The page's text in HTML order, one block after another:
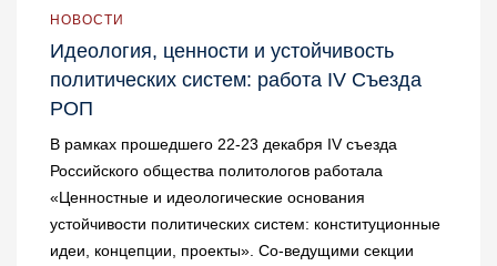
НОВОСТИ
Идеология, ценности и устойчивость
политических систем: работа IV Съезда
РОП
В рамках прошедшего 22-23 декабря IV съезда
Российского общества политологов работала
«Ценностные и идеологические основания
устойчивости политических систем: конституционные
идеи, концепции, проекты». Со-ведущими секции